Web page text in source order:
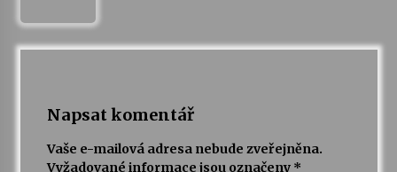
Napsat komentář
Vaše e-mailová adresa nebude zveřejněna.
Vyžadované informace jsou označeny *